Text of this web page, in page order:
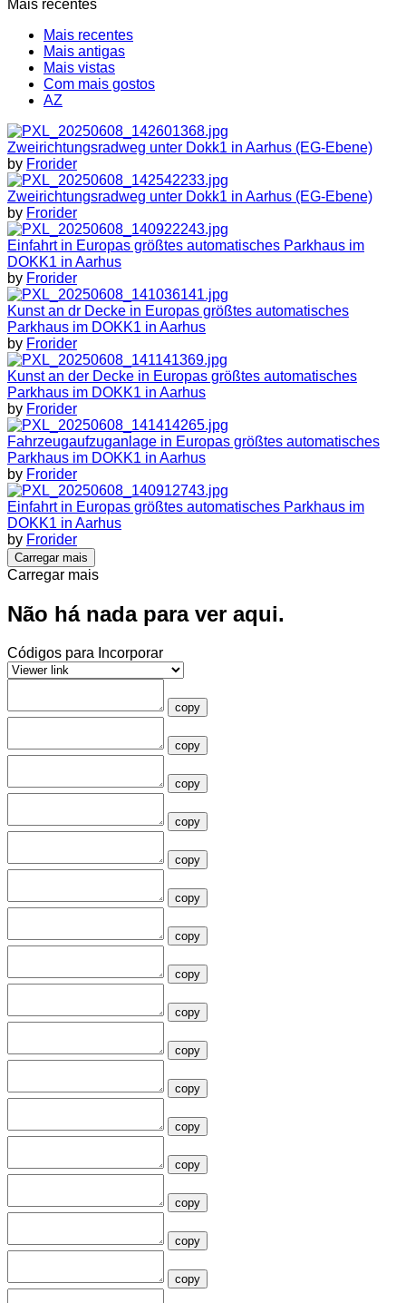
Mais recentes
Mais recentes
Mais antigas
Mais vistas
Com mais gostos
AZ
Zweirichtungsradweg unter Dokk1 in Aarhus (EG-Ebene)
by Frorider
Zweirichtungsradweg unter Dokk1 in Aarhus (EG-Ebene)
by Frorider
Einfahrt in Europas größtes automatisches Parkhaus im
DOKK1 in Aarhus
by Frorider
Kunst an dr Decke in Europas größtes automatisches
Parkhaus im DOKK1 in Aarhus
by Frorider
Kunst an der Decke in Europas größtes automatisches
Parkhaus im DOKK1 in Aarhus
by Frorider
Fahrzeugaufzuganlage in Europas größtes automatisches
Parkhaus im DOKK1 in Aarhus
by Frorider
Einfahrt in Europas größtes automatisches Parkhaus im
DOKK1 in Aarhus
by Frorider
Carregar mais
Carregar mais
Não há nada para ver aqui.
Códigos para Incorporar
copy
copy
copy
copy
copy
copy
copy
copy
copy
copy
copy
copy
copy
copy
copy
copy